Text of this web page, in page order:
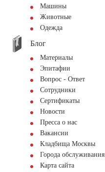
Машины
Животные
Одежда
Блог
Материалы
Эпитафии
Вопрос - Ответ
Сотрудники
Сертификаты
Новости
Пресса о нас
Вакансии
Кладбища Москвы
Города обслуживания
Карта сайта